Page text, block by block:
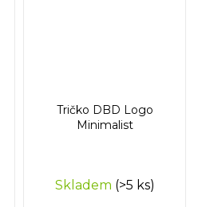
Tričko DBD Logo
Minimalist
Skladem (>5 ks)